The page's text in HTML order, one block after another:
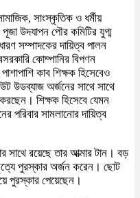
সাংস্কৃতিক ও ধর্মীয়
উদযাপন পৌর কমিটির যুগ্ম
সম্পাদকের দায়িত্ব পালন
কোম্পানির বিপণন
কাব শিক্ষক হিসেবেও
উডব্যাজ অর্জনের সাথে সাথে
করছেন। শিক্ষক হিসেবে যেমন
পরিবার সামলানোর দায়িত্ব
সাথে রয়েছে তার আত্মার টান। বড়
নৃত্যে পুরস্কার অর্জন করেন। ছোট
পুরস্কার পেয়েছেন।